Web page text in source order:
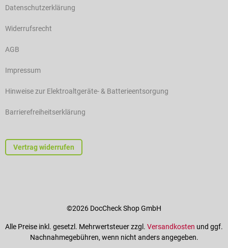
Datenschutzerklärung
Widerrufsrecht
AGB
Impressum
Hinweise zur Elektroaltgeräte- & Batterieentsorgung
Barrierefreiheitserklärung
Vertrag widerrufen
©2026 DocCheck Shop GmbH
Alle Preise inkl. gesetzl. Mehrwertsteuer zzgl. Versandkosten und ggf.
Nachnahmegebühren, wenn nicht anders angegeben.